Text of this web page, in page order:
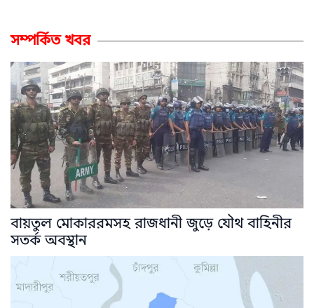
সম্পর্কিত খবর
বায়তুল মোকাররমসহ রাজধানী জুড়ে যৌথ বাহিনীর
সতর্ক অবস্থান